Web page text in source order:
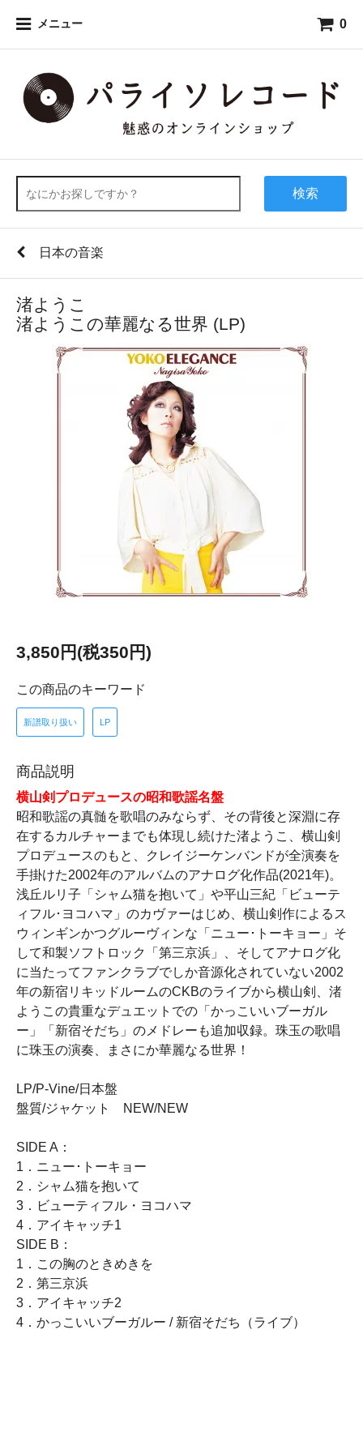
メニュー 0
検索
日本の音楽
渚ようこ
渚ようこの華麗なる世界 (LP)
3,850円(税350円)
この商品のキーワード
新譜取り扱い LP
商品説明
横山剣プロデュースの昭和歌謡名盤
昭和歌謡の真髄を歌唱のみならず、その背後と深淵に存
在するカルチャーまでも体現し続けた渚ようこ、横山剣
プロデュースのもと、クレイジーケンバンドが全演奏を
手掛けた2002年のアルバムのアナログ化作品(2021年)。
浅丘ルリ子「シャム猫を抱いて」や平山三紀「ビューテ
ィフル･ヨコハマ」のカヴァーはじめ、横山剣作によるス
ウィンギンかつグルーヴィンな「ニュー･トーキョー」そ
して和製ソフトロック「第三京浜」、そしてアナログ化
に当たってファンクラブでしか音源化されていない2002
年の新宿リキッドルームのCKBのライブから横山剣、渚
ようこの貴重なデュエットでの「かっこいいブーガル
ー」「新宿そだち」のメドレーも追加収録。珠玉の歌唱
に珠玉の演奏、まさにか華麗なる世界！
LP/P-Vine/日本盤
盤質/ジャケット NEW/NEW
SIDE A：
1．ニュー･トーキョー
2．シャム猫を抱いて
3．ビューティフル・ヨコハマ
4．アイキャッチ1
SIDE B：
1．この胸のときめきを
2．第三京浜
3．アイキャッチ2
4．かっこいいブーガルー / 新宿そだち（ライブ）